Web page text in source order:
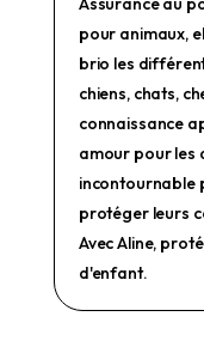
pour animaux,
brio les
chiens, chats,
connaissance
amour pour les
incontournable
protéger leurs
Avec Aline,
d'enfant.